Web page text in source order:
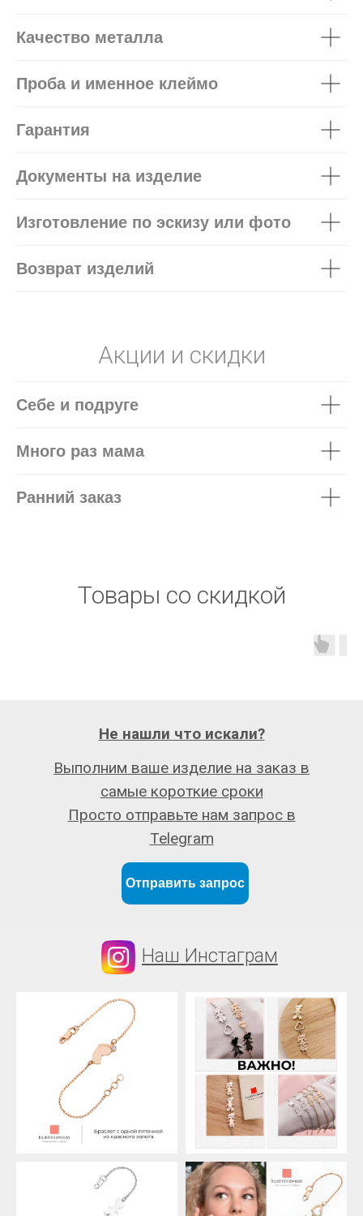
Качество металла
Проба и именное клеймо
Гарантия
Документы на изделие
Изготовление по эскизу или фото
Возврат изделий
Акции и скидки
Себе и подруге
Много раз мама
Ранний заказ
Товары со скидкой
Отправить запрос
Выполним ваше изделие на заказ в
самые короткие сроки
Просто отправьте нам запрос в
Telegram
Не нашли что искали?
Наш Инстаграм